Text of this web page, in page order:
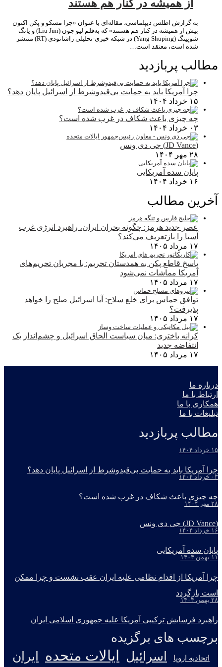
از همیشه در کنار هم هستند
به گزارش اطلس دیپلماسی، مقاله‌ای با عنوان «چرا مسکو و پکن اکنون
بیش از همیشه در کنار هم هستند» که به‌قلم لیو جون (Liu Jun) و یانگ
شوپینگ (Yang Shuping) در شبکه خبری-تحلیلی راشاتودی (RT) منتشر
شده است، معتقد است…
مطالب پربازدید
چرا آمریکا باید به حمایت بی‌قیدوشرط از اسرائیل پایان دهد؟
۱۵ خرداد ۱۴۰۴
چه چیزی باعث شکاف در غرب شده است؟
۰۳ خرداد ۱۴۰۴
(JD Vance) جی دی ونس
۲۸ مهر ۱۴۰۴
پایان سده آمریکایی
۱۶ خرداد ۱۴۰۴
آخرین مطالب
عصر جدید هرمز: چگونه بحران ایران، راهبرد انرژی غرب
آسیا را بازتعریف می‌کند؟
۱۷ مرداد ۱۴۰۵
پاسخ قاطع پکن به همدستان تحریم: با مجریان تحریم‌های
آمریکا مماشات نمی‌شود
۱۷ مرداد ۱۴۰۵
توافق حماس برای خلع سلاح: آیا اسرائیل صلح را خواهد
پذیرفت؟
۱۷ مرداد ۱۴۰۵
کرانه باختری: میان سیاست الحاق اسرائیل و چشم‌انداز یک
انتفاضه جدید
۱۷ مرداد ۱۴۰۵
درباره ما
ارتباط با ما
همکاری با ما
تبلیغات با ما
مطالب پربازدید
۱۵ خرداد ۱۴۰۴
چرا آمریکا باید به حمایت بی‌قیدوشرط از اسرائیل پایان دهد؟
۰۳ خرداد ۱۴۰۴
چه چیزی باعث شکاف در غرب شده است؟
۲۸ مهر ۱۴۰۴
(JD Vance) جی دی ونس
۱۶ خرداد ۱۴۰۴
پایان سده آمریکایی
۱۱ بهمن ۱۴۰۴
چرا آمریکا از اقدام نظامی علیه ایران عقب نشست و چرا ممکن
است بازگردد
۲۸ بهمن ۱۴۰۴
راهبرد فرسایش ترکیبی آمریکا علیه جمهوری اسلامی ایران
برچسب های برگزیده
اتحادیه اروپا اسرائیل ایالات متحده ایران